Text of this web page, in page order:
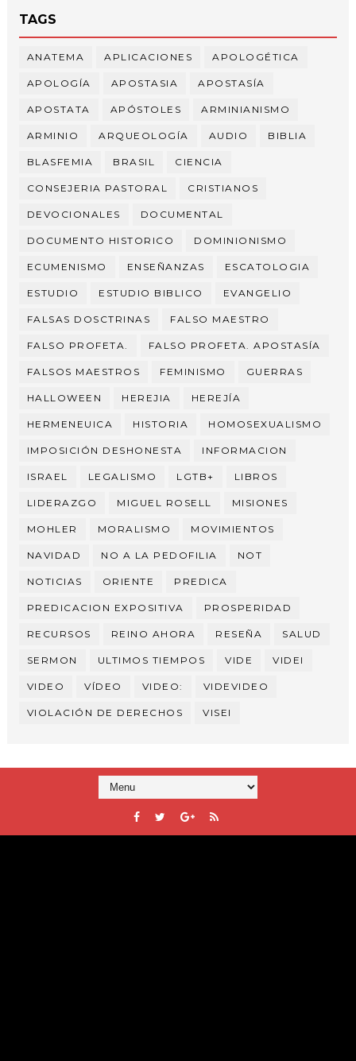
TAGS
ANATEMA APLICACIONES APOLOGÉTICA
APOLOGÍA APOSTASIA APOSTASÍA
APOSTATA APÓSTOLES ARMINIANISMO
ARMINIO ARQUEOLOGÍA AUDIO BIBLIA
BLASFEMIA BRASIL CIENCIA
CONSEJERIA PASTORAL CRISTIANOS
DEVOCIONALES DOCUMENTAL
DOCUMENTO HISTORICO DOMINIONISMO
ECUMENISMO ENSEÑANZAS ESCATOLOGIA
ESTUDIO ESTUDIO BIBLICO EVANGELIO
FALSAS DOSCTRINAS FALSO MAESTRO
FALSO PROFETA. FALSO PROFETA. APOSTASÍA
FALSOS MAESTROS FEMINISMO GUERRAS
HALLOWEEN HEREJIA HEREJÍA
HERMENEUICA HISTORIA HOMOSEXUALISMO
IMPOSICIÓN DESHONESTA INFORMACION
ISRAEL LEGALISMO LGTB+ LIBROS
LIDERAZGO MIGUEL ROSELL MISIONES
MOHLER MORALISMO MOVIMIENTOS
NAVIDAD NO A LA PEDOFILIA NOT
NOTICIAS ORIENTE PREDICA
PREDICACION EXPOSITIVA PROSPERIDAD
RECURSOS REINO AHORA RESEÑA SALUD
SERMON ULTIMOS TIEMPOS VIDE VIDEI
VIDEO VÍDEO VIDEO: VIDEVIDEO
VIOLACIÓN DE DERECHOS VISEI